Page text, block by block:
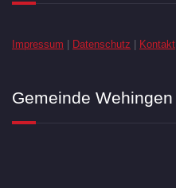
Impressum Datenschutz Kontakt
Gemeinde Wehingen